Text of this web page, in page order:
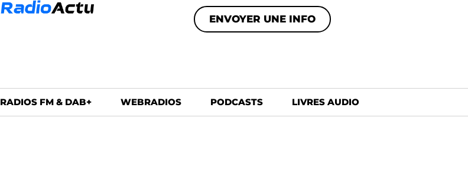
ENVOYER UNE INFO
RADIOS FM & DAB+ WEBRADIOS PODCASTS LIVRES AUDIO